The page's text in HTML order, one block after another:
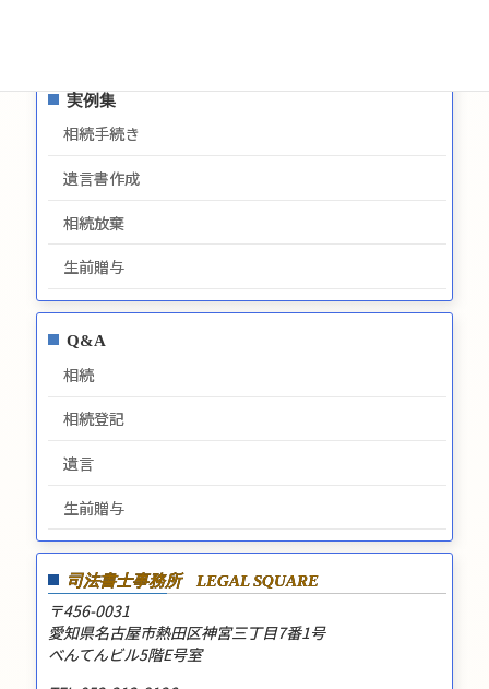
実例集
相続手続き
遺言書作成
相続放棄
生前贈与
Q&A
相続
相続登記
遺言
生前贈与
司法書士事務所 LEGAL SQUARE
〒456-0031
愛知県名古屋市熱田区神宮三丁目7番1号
べんてんビル5階E号室